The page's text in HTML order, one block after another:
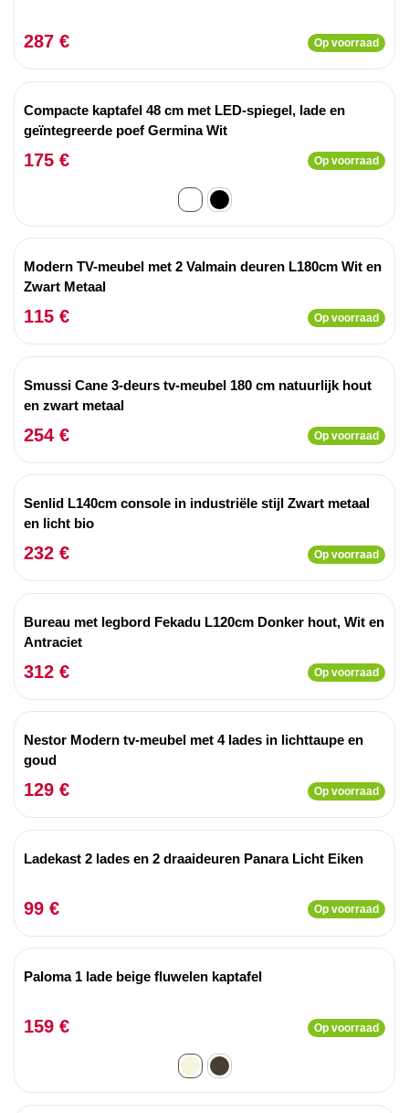
287 € Op voorraad
Compacte kaptafel 48 cm met LED-spiegel, lade en
geïntegreerde poef Germina Wit
175 € Op voorraad
Modern TV-meubel met 2 Valmain deuren L180cm Wit en
Zwart Metaal
115 € Op voorraad
Smussi Cane 3-deurs tv-meubel 180 cm natuurlijk hout
en zwart metaal
254 € Op voorraad
Senlid L140cm console in industriële stijl Zwart metaal
en licht bio
232 € Op voorraad
Bureau met legbord Fekadu L120cm Donker hout, Wit en
Antraciet
312 € Op voorraad
Nestor Modern tv-meubel met 4 lades in lichttaupe en
goud
129 € Op voorraad
Ladekast 2 lades en 2 draaideuren Panara Licht Eiken
99 € Op voorraad
Paloma 1 lade beige fluwelen kaptafel
159 € Op voorraad